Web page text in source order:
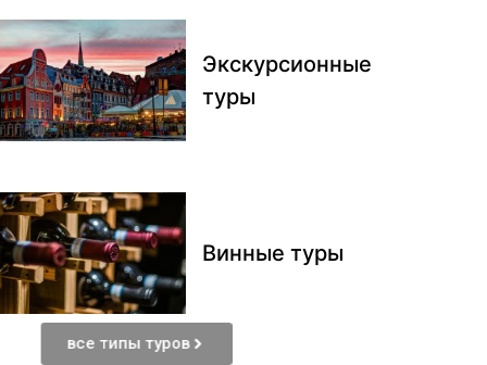
Экскурсионные
туры
Винные туры